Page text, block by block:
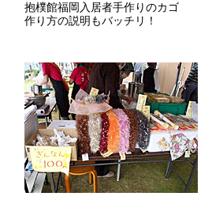
抱樸館福岡入居者手作りのカゴ
作り方の説明もバッチリ！